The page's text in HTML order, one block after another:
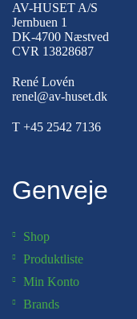
AV-HUSET A/S
Jernbuen 1
DK-4700 Næstved
CVR 13828687
René Lovén
renel@av-huset.dk
T +45 2542 7136
Genveje
Shop
Produktliste
Min Konto
Brands